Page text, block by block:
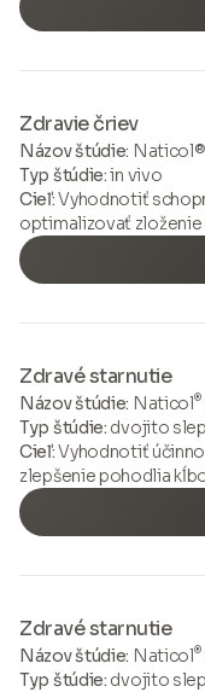
Zdravie čriev
Názov štúdie:
Typ štúdie:in vivo
Cieľ:Vyhodnotiť
optimalizovať
Zdravé starnutie
Názov štúdie: Naticol®
Typ štúdie: dvojito
Cieľ:Vyhodnotiť
zlepšenie pohodlia
Zdravé starnutie
Názov štúdie: Naticol®
Typ štúdie: dvojito